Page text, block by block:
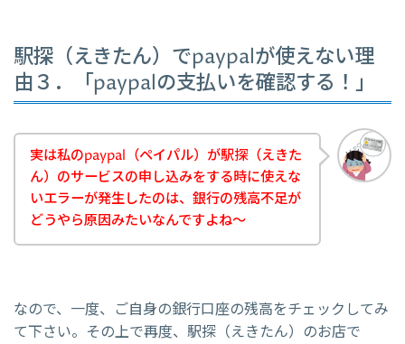
駅探（えきたん）でpaypalが使えない理
由３．「paypalの支払いを確認する！」
実は私のpaypal（ペイパル）が駅探（えきた
ん）のサービスの申し込みをする時に使えな
いエラーが発生したのは、銀行の残高不足が
どうやら原因みたいなんですよね～
なので、一度、ご自身の銀行口座の残高をチェックしてみ
て下さい。その上で再度、駅探（えきたん）のお店で